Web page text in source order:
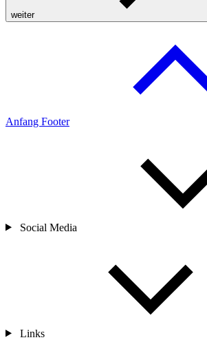
weiter
Anfang Footer
Social Media
Links